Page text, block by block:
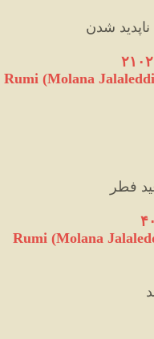
شدن
Rumi (Molana
فطر
Rumi (Molana